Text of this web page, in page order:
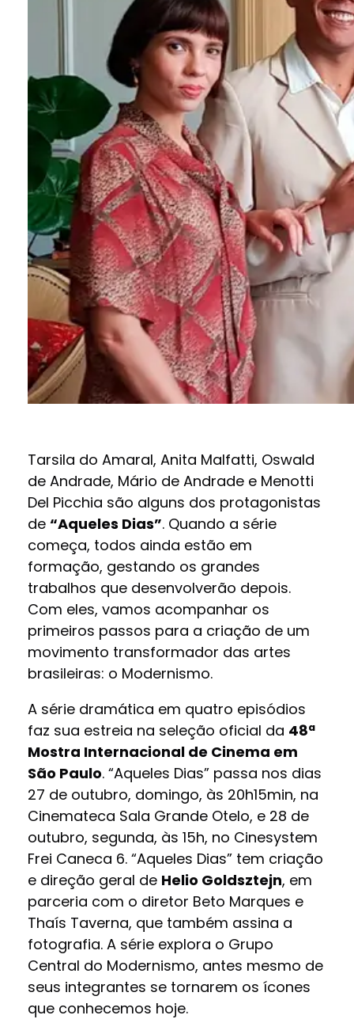
Tarsila do Amaral, Anita Malfatti, Oswald
de Andrade, Mário de Andrade e Menotti
Del Picchia são alguns dos protagonistas
de “Aqueles Dias”. Quando a série
começa, todos ainda estão em
formação, gestando os grandes
trabalhos que desenvolverão depois.
Com eles, vamos acompanhar os
primeiros passos para a criação de um
movimento transformador das artes
brasileiras: o Modernismo.
A série dramática em quatro episódios
faz sua estreia na seleção oficial da 48ª
Mostra Internacional de Cinema em
São Paulo. “Aqueles Dias” passa nos dias
27 de outubro, domingo, às 20h15min, na
Cinemateca Sala Grande Otelo, e 28 de
outubro, segunda, às 15h, no Cinesystem
Frei Caneca 6. “Aqueles Dias” tem criação
e direção geral de Helio Goldsztejn, em
parceria com o diretor Beto Marques e
Thaís Taverna, que também assina a
fotografia. A série explora o Grupo
Central do Modernismo, antes mesmo de
seus integrantes se tornarem os ícones
que conhecemos hoje.